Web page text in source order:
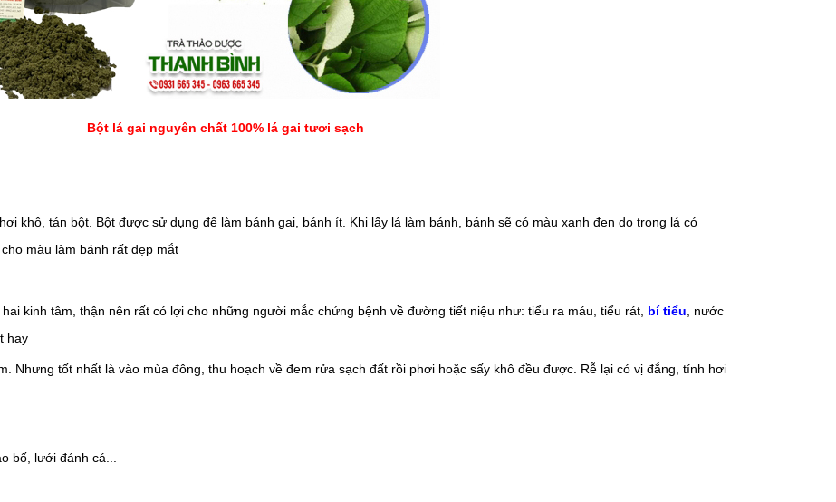
Bột lá gai nguyên chất 100% lá gai tươi sạch
khô, tán bột. Bột được sử dụng để làm bánh gai, bánh ít. Khi lấy lá làm bánh, bánh sẽ có màu xanh đen do trong lá có
màu làm bánh rất đẹp mắt
kinh tâm, thận nên rất có lợi cho những người mắc chứng bệnh về đường tiết niệu như: tiểu ra máu, tiểu rát, bí tiểu , nước
hay
Nhưng tốt nhất là vào mùa đông, thu hoạch về đem rửa sạch đất rồi phơi hoặc sấy khô đều được. Rễ lại có vị đắng, tính hơi
bố, lưới đánh cá...